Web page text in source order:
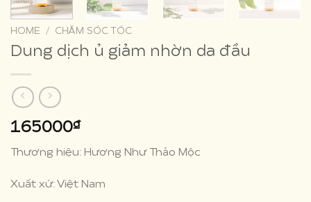
HOME / CHĂM SÓC TÓC
Dung dịch ủ giảm nhờn da đầu
165000₫
Thương hiệu: Hương Như Thảo Mộc
Xuất xứ: Việt Nam